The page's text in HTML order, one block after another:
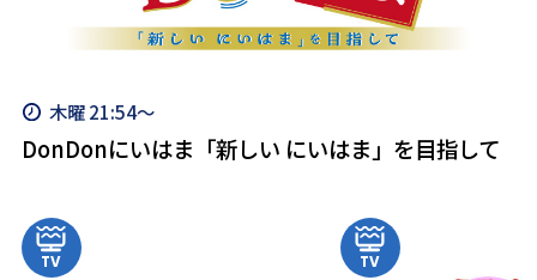
木曜 21:54～
DonDonにいはま「新しい にいはま」を目指して